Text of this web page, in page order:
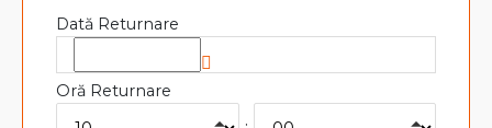
Dată Returnare
Oră Returnare